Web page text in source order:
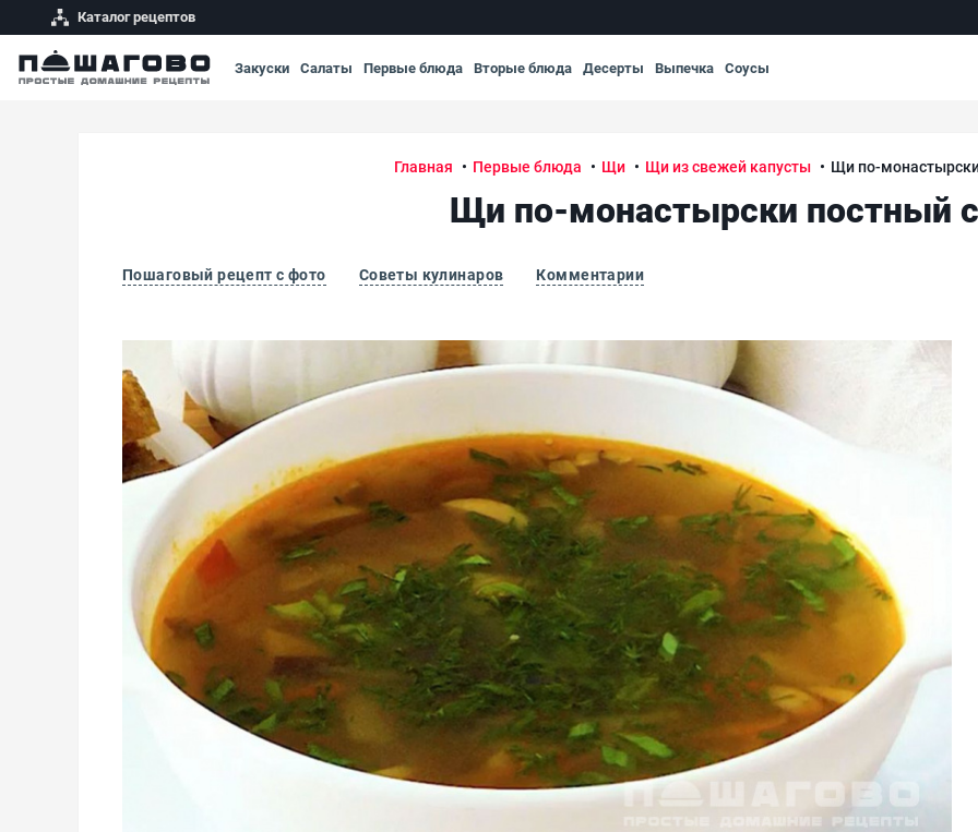
Каталог рецептов
Закуски Салаты Первые блюда Вторые блюда Десерты Выпечка Соусы
Главная Первые блюда Щи Щи из свежей капусты Щи по-
Щи по-монастырски постный
Пошаговый рецепт с фото Советы кулинаров Комментарии
Щи по-монастырски постный суп Щи